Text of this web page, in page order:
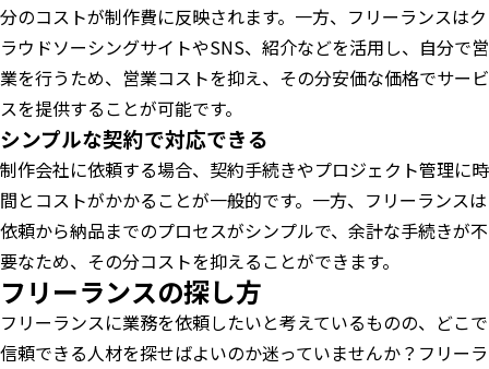
分のコストが制作費に反映されます。一方、フリーランスはク
ラウドソーシングサイトやSNS、紹介などを活用し、自分で営
業を行うため、営業コストを抑え、その分安価な価格でサービ
スを提供することが可能です。
シンプルな契約で対応できる
制作会社に依頼する場合、契約手続きやプロジェクト管理に時
間とコストがかかることが一般的です。一方、フリーランスは
依頼から納品までのプロセスがシンプルで、余計な手続きが不
要なため、その分コストを抑えることができます。
フリーランスの探し方
フリーランスに業務を依頼したいと考えているものの、どこで
信頼できる人材を探せばよいのか迷っていませんか？フリーラ